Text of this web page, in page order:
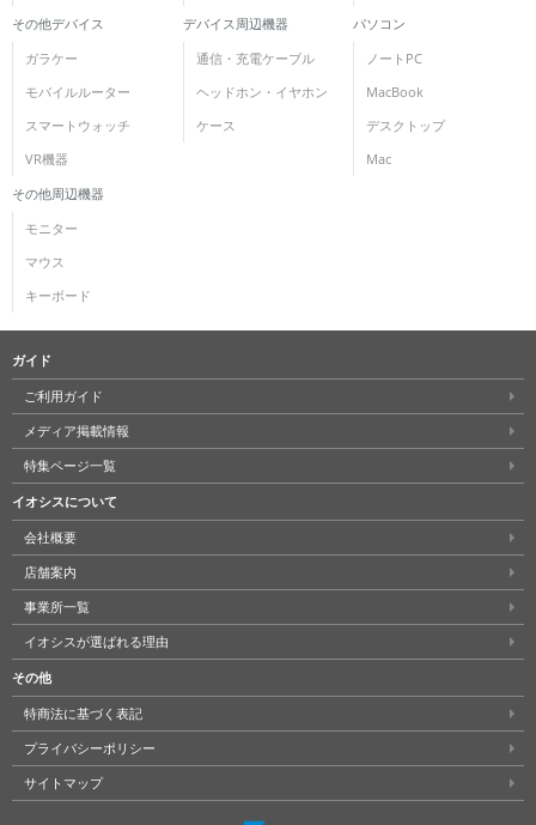
その他デバイス
ガラケー
モバイルルーター
スマートウォッチ
VR機器
デバイス周辺機器
通信・充電ケーブル
ヘッドホン・イヤホン
ケース
パソコン
ノートPC
MacBook
デスクトップ
Mac
その他周辺機器
モニター
マウス
キーボード
ガイド
ご利用ガイド
メディア掲載情報
特集ページ一覧
イオシスについて
会社概要
店舗案内
事業所一覧
イオシスが選ばれる理由
その他
特商法に基づく表記
プライバシーポリシー
サイトマップ